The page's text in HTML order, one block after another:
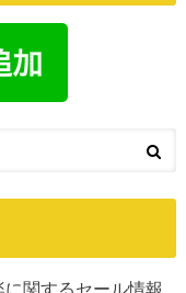
関するセール情報
るサイトです。お
はこちらをご覧く